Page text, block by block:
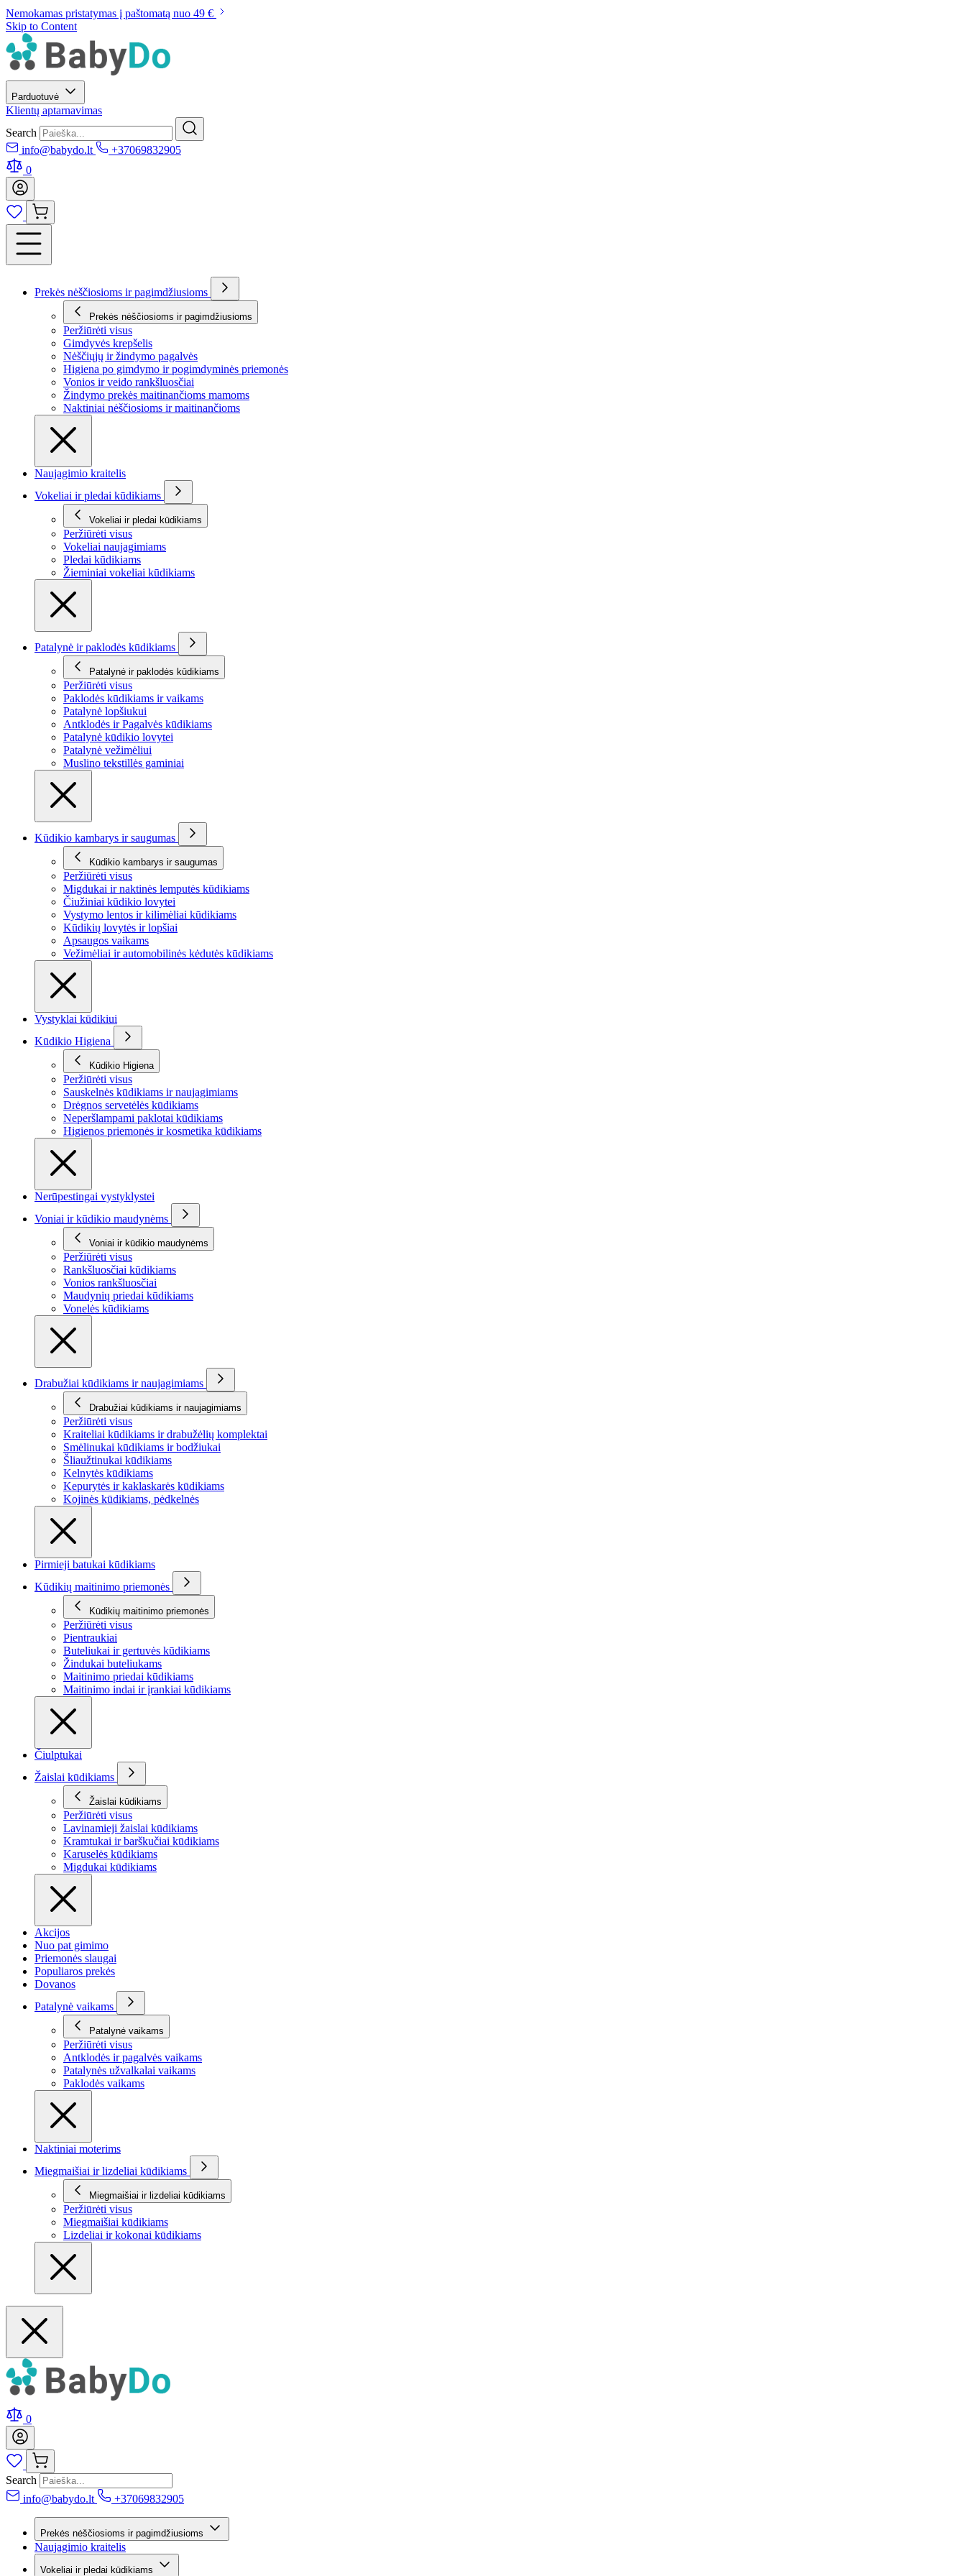
Nemokamas pristatymas į paštomatą nuo 49 €
Skip to Content
Parduotuvė
Klientų aptarnavimas
Search
info@babydo.lt
+37069832905
0
Prekės nėščiosioms ir pagimdžiusioms
Prekės nėščiosioms ir pagimdžiusioms
Peržiūrėti visus
Gimdyvės krepšelis
Nėščiųjų ir žindymo pagalvės
Higiena po gimdymo ir pogimdyminės priemonės
Vonios ir veido rankšluosčiai
Žindymo prekės maitinančioms mamoms
Naktiniai nėščiosioms ir maitinančioms
Naujagimio kraitelis
Vokeliai ir pledai kūdikiams
Vokeliai ir pledai kūdikiams
Peržiūrėti visus
Vokeliai naujagimiams
Pledai kūdikiams
Žieminiai vokeliai kūdikiams
Patalynė ir paklodės kūdikiams
Patalynė ir paklodės kūdikiams
Peržiūrėti visus
Paklodės kūdikiams ir vaikams
Patalynė lopšiukui
Antklodės ir Pagalvės kūdikiams
Patalynė kūdikio lovytei
Patalynė vežimėliui
Muslino tekstillės gaminiai
Kūdikio kambarys ir saugumas
Kūdikio kambarys ir saugumas
Peržiūrėti visus
Migdukai ir naktinės lemputės kūdikiams
Čiužiniai kūdikio lovytei
Vystymo lentos ir kilimėliai kūdikiams
Kūdikių lovytės ir lopšiai
Apsaugos vaikams
Vežimėliai ir automobilinės kėdutės kūdikiams
Vystyklai kūdikiui
Kūdikio Higiena
Kūdikio Higiena
Peržiūrėti visus
Sauskelnės kūdikiams ir naujagimiams
Drėgnos servetėlės kūdikiams
Neperšlampami paklotai kūdikiams
Higienos priemonės ir kosmetika kūdikiams
Nerūpestingai vystyklystei
Voniai ir kūdikio maudynėms
Voniai ir kūdikio maudynėms
Peržiūrėti visus
Rankšluosčiai kūdikiams
Vonios rankšluosčiai
Maudynių priedai kūdikiams
Vonelės kūdikiams
Drabužiai kūdikiams ir naujagimiams
Drabužiai kūdikiams ir naujagimiams
Peržiūrėti visus
Kraiteliai kūdikiams ir drabužėlių komplektai
Smėlinukai kūdikiams ir bodžiukai
Šliaužtinukai kūdikiams
Kelnytės kūdikiams
Kepurytės ir kaklaskarės kūdikiams
Kojinės kūdikiams, pėdkelnės
Pirmieji batukai kūdikiams
Kūdikių maitinimo priemonės
Kūdikių maitinimo priemonės
Peržiūrėti visus
Pientraukiai
Buteliukai ir gertuvės kūdikiams
Žindukai buteliukams
Maitinimo priedai kūdikiams
Maitinimo indai ir įrankiai kūdikiams
Čiulptukai
Žaislai kūdikiams
Žaislai kūdikiams
Peržiūrėti visus
Lavinamieji žaislai kūdikiams
Kramtukai ir barškučiai kūdikiams
Karuselės kūdikiams
Migdukai kūdikiams
Akcijos
Nuo pat gimimo
Priemonės slaugai
Populiaros prekės
Dovanos
Patalynė vaikams
Patalynė vaikams
Peržiūrėti visus
Antklodės ir pagalvės vaikams
Patalynės užvalkalai vaikams
Paklodės vaikams
Naktiniai moterims
Miegmaišiai ir lizdeliai kūdikiams
Miegmaišiai ir lizdeliai kūdikiams
Peržiūrėti visus
Miegmaišiai kūdikiams
Lizdeliai ir kokonai kūdikiams
0
Search
info@babydo.lt
+37069832905
Prekės nėščiosioms ir pagimdžiusioms
Naujagimio kraitelis
Vokeliai ir pledai kūdikiams